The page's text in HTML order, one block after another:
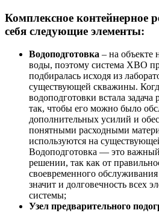
Комплексное контейнерное
себя следующие элементы:
Водоподготовка – на объекте
воды, поэтому система ХВО
подбиралась исходя из
существующей скважины.
водоподготовки встала задача
так, чтобы его можно было
дополнительных усилий и
понятными расходными
используются на
Водоподготовка — это
решении, так как от
своевременного
значит и долговечность всех
системы;
Узел предварительного